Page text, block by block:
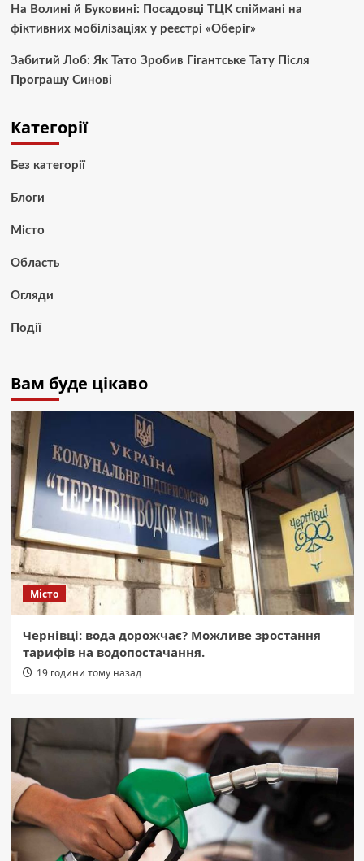
На Волині й Буковині: Посадовці ТЦК спіймані на
фіктивних мобілізаціях у реєстрі «Оберіг»
Забитий Лоб: Як Тато Зробив Гігантське Тату Після
Програшу Синові
Категорії
Без категорії
Блоги
Місто
Область
Огляди
Події
Вам буде цікаво
Місто
Чернівці: вода дорожчає? Можливе зростання
тарифів на водопостачання.
19 години тому назад